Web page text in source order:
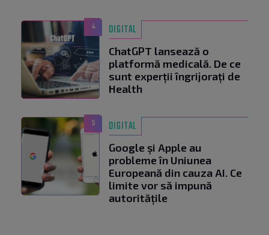
4 DIGITAL
ChatGPT lansează o
platformă medicală. De ce
sunt experții îngrijorați de
Health
5 DIGITAL
Google și Apple au
probleme în Uniunea
Europeană din cauza AI. Ce
limite vor să impună
autoritățile